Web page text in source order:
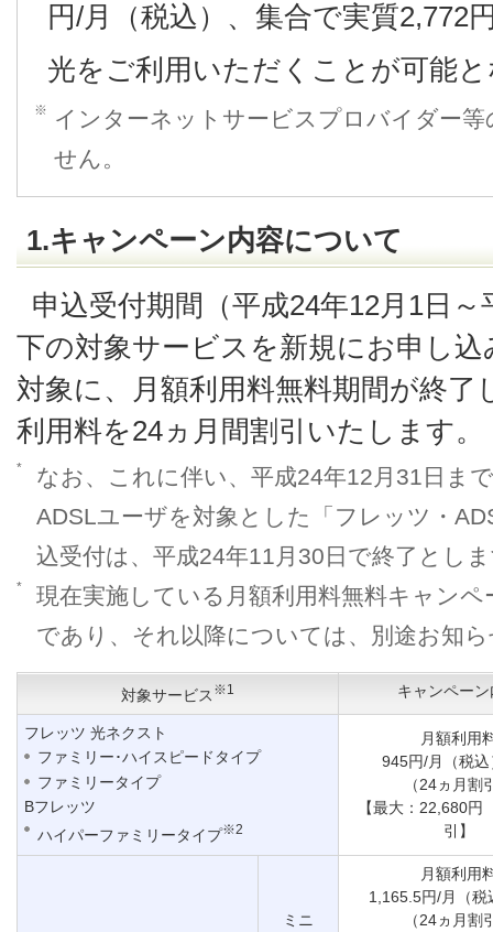
円/月（税込）、集合で実質2,772
光をご利用いただくことが可能
※
インターネットサービスプロバイダー
せん。
1.キャンペーン内容について
申込受付期間（平成24年12月1日
下の対象サービスを新規にお申し
対象に、月額利用料無料期間が終了
利用料を24ヵ月間割引いたします。
*
なお、これに伴い、平成24年12月31日ま
ADSLユーザを対象とした「フレッツ・
込受付は、平成24年11月30日で終了とし
*
現在実施している月額利用料無料キャン
であり、それ以降については、別途お知
対象サービス ※1 キャンペーン
フレッツ 光ネクスト
ファミリー･ハイスピードタイプ
ファミリータイプ
Bフレッツ
ハイパーファミリータイプ※2
月額利用
945円/月（税込
（24ヵ月割
【最大：22,680円
引】
ミニ
月額利用
1,165.5円/月（税
（24ヵ月割